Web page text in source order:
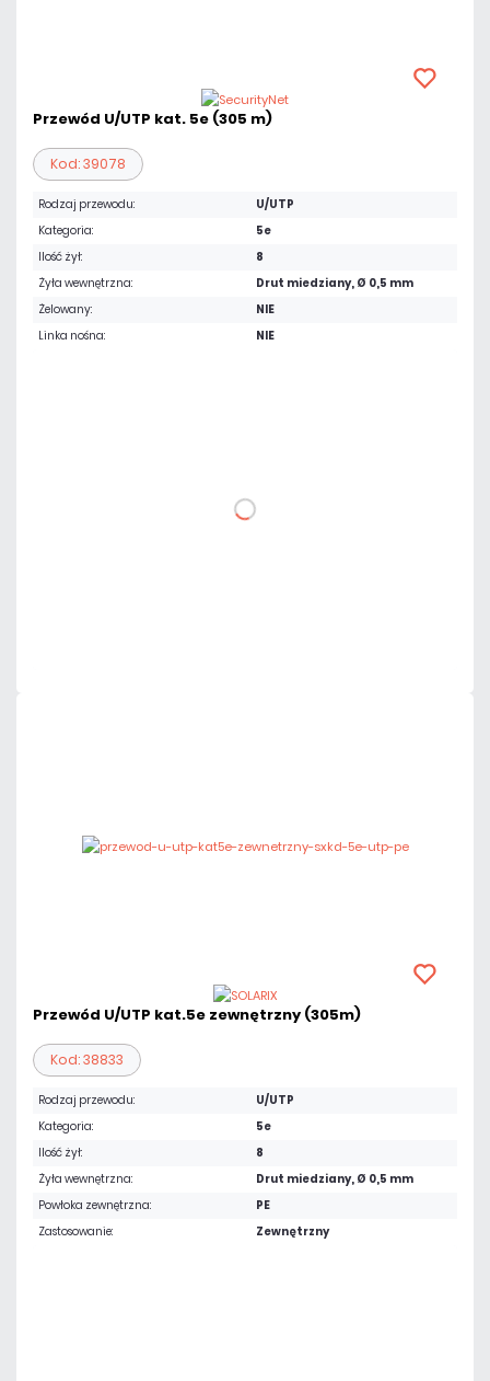
Przewód U/UTP kat. 5e (305 m)
Kod: 39078
Rodzaj przewodu:
U/UTP
Kategoria:
5e
Ilość żył:
8
Żyła wewnętrzna:
Drut miedziany, Ø 0,5 mm
Żelowany:
NIE
Linka nośna:
NIE
DO KOSZYKA
Przewód U/UTP kat.5e zewnętrzny (305m)
Kod: 38833
Rodzaj przewodu:
U/UTP
Kategoria:
5e
Ilość żył:
8
Żyła wewnętrzna:
Drut miedziany, Ø 0,5 mm
Powłoka zewnętrzna:
PE
Zastosowanie:
Zewnętrzny